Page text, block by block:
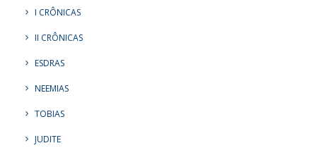
I CRÔNICAS
II CRÔNICAS
ESDRAS
NEEMIAS
TOBIAS
JUDITE